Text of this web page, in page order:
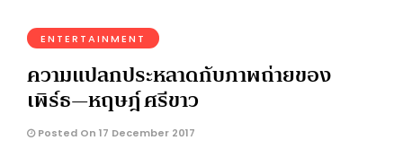
ENTERTAINMENT
ความแปลกประหลาดกับภาพถ่ายของ
เพิร์ธ—หฤษฎ์ ศรีขาว
Posted On 17 December 2017